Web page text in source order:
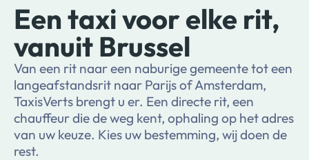
Een taxi voor elke rit,
vanuit Brussel
Van een rit naar een naburige gemeente tot een
langeafstandsrit naar Parijs of Amsterdam,
TaxisVerts brengt u er. Een directe rit, een
chauffeur die de weg kent, ophaling op het adres
van uw keuze. Kies uw bestemming, wij doen de
rest.